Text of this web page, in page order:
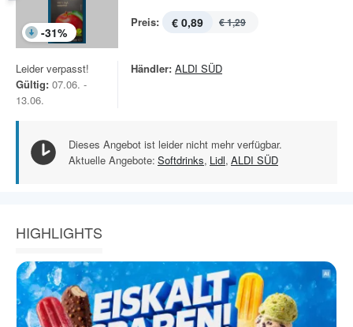
-31%
Preis: € 0,89 € 1,29
Leider verpasst!
Gültig: 07.06. -
13.06.
Händler: ALDI SÜD
Dieses Angebot ist leider nicht mehr verfügbar.
Aktuelle Angebote: Softdrinks, Lidl, ALDI SÜD
HIGHLIGHTS